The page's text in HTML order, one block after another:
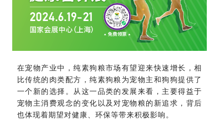
在宠物产业中，纯素狗粮市场有望迎来快速增长，相
比传统的肉类配方，纯素狗粮为宠物主和狗狗提供了
一个新的选择。从这一品类的发展来看，主要得益于
宠物主消费观念的变化以及对宠物粮的新追求，背后
也体现着期望对健康、环保等带来积极影响。